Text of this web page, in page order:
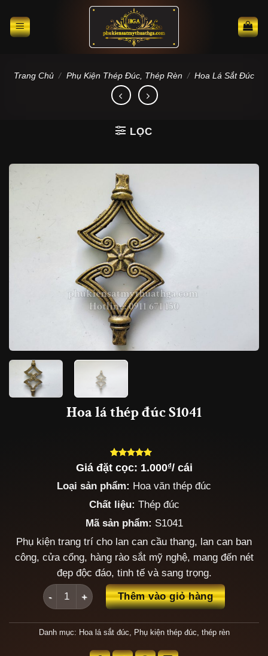
content
Trang Chủ / Phụ Kiện Thép Đúc, Thép Rèn / Hoa Lá Sắt Đúc
LỌC
Hoa lá thép đúc S1041
5.00trên 5
dựa trên
5
đánh giá
Giá đặt cọc: 1.000₫/ cái
Loại sản phẩm: Hoa văn thép đúc
Chất liệu: Thép đúc
Mã sản phẩm: S1041
Phụ kiện trang trí cho lan can cầu thang, lan can ban
công, cửa cổng, hàng rào sắt mỹ nghệ, mang đến nét
đẹp độc đáo, tinh tế và sang trọng.
Hoa lá thép đúc S1041 số lượng
Thêm vào giỏ hàng
Danh mục: Hoa lá sắt đúc, Phụ kiện thép đúc, thép rèn